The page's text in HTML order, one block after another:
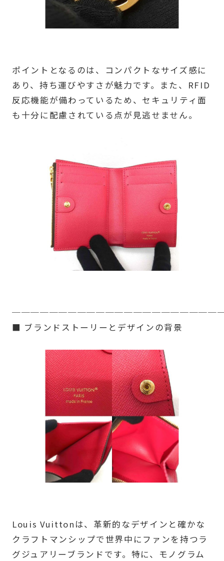
ポイントとなるのは、コンパクトなサイズ感に
あり、持ち運びやすさが魅力です。また、RFID
反応機能が備わっているため、セキュリティ面
も十分に配慮されている点が見逃せません。
■ ブランドストーリーとデザインの背景
Louis Vuittonは、革新的なデザインと確かな
クラフトマンシップで世界中にファンを持つラ
グジュアリーブランドです。特に、モノグラム